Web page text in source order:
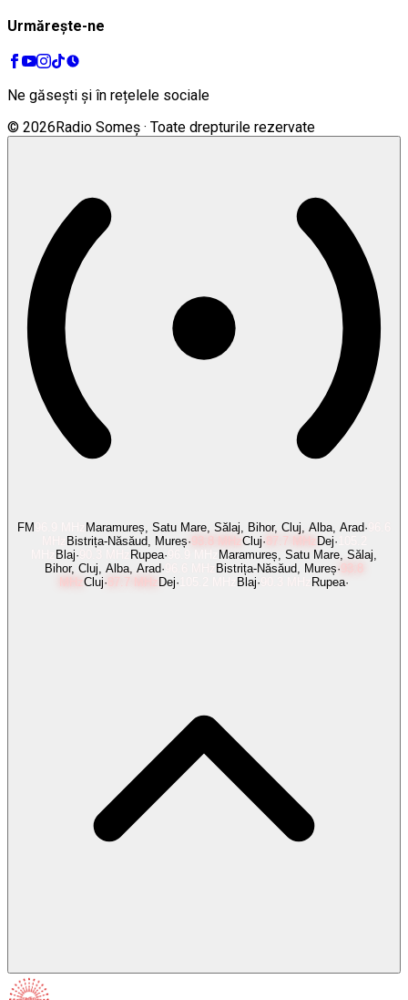
Urmărește-ne
Ne găsești și în rețelele sociale
© 2026Radio Someș · Toate drepturile rezervate
FM Maramureș, Satu Mare, Sălaj, Bihor, Cluj, Alba, Arad·
Bistrița-Năsăud, Mureș· Cluj· Dej·
Blaj· Rupea·
Maramureș, Satu Mare, Sălaj,
Bihor, Cluj, Alba, Arad· Bistrița-Năsăud, Mureș·
Cluj· Dej· Blaj· Rupea·